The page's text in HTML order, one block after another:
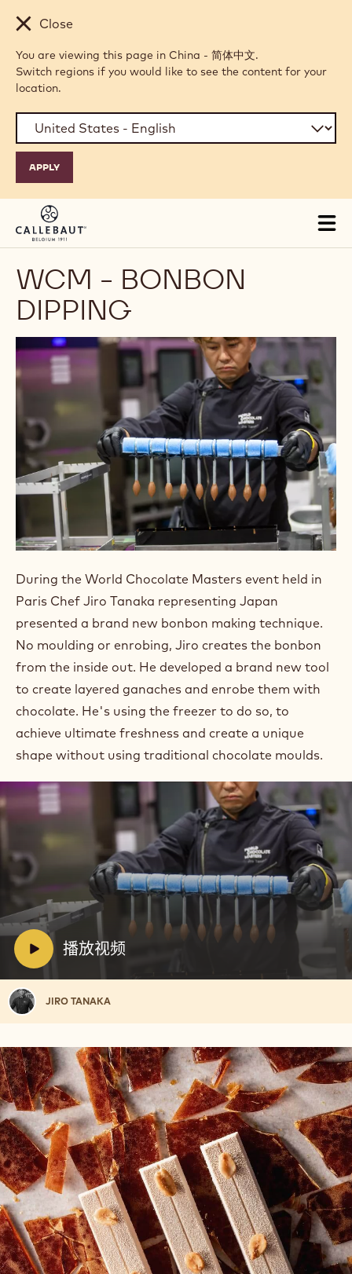
Skip to main content
Close
You are viewing this page in China - 简体中文.
Switch regions if you would like to see the content for your
location.
WCM - BONBON
DIPPING
During the World Chocolate Masters event held in
Paris Chef Jiro Tanaka representing Japan
presented a brand new bonbon making technique.
No moulding or enrobing, Jiro creates the bonbon
from the inside out. He developed a brand new tool
to create layered ganaches and enrobe them with
chocolate. He's using the freezer to do so, to
achieve ultimate freshness and create a unique
shape without using traditional chocolate moulds.⁠
V
e
o
:
播放视频
视
Jiro
Tanaka
JIRO TANAKA